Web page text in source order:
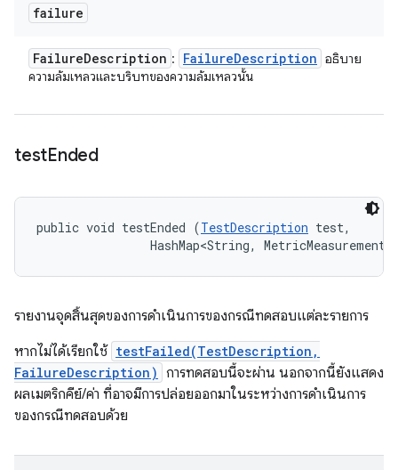
failure
FailureDescription : FailureDescription อธิบาย
ความล้มเหลวและบริบทของความล้มเหลวนั้น
testEnded
public void testEnded (TestDescription test,
HashMap<String,
รายงานจุดสิ้นสุดของการดำเนินการของกรณีทดสอบแต่ละรายการ
หากไม่ได้เรียกใช้ testFailed(TestDescription,
FailureDescription) การทดสอบนี้จะผ่าน นอกจากนี้ยังแสดง
ผลเมตริกคีย์/ค่า ที่อาจมีการปล่อยออกมาในระหว่างการดำเนินการ
ของกรณีทดสอบด้วย